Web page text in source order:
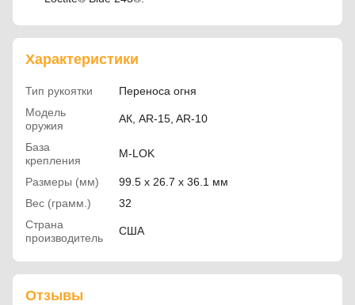
Характеристики
Тип рукоятки
Переноса огня
Модель
оружия
АК, AR-15, AR-10
База
крепления
M-LOK
Размеры (мм)
99.5 x 26.7 x 36.1 мм
Вес (грамм.)
32
Страна
производитель
США
Отзывы